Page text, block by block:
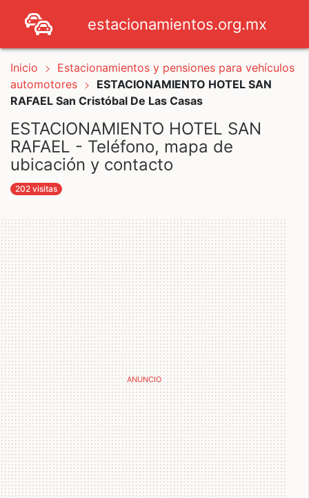
estacionamientos.org.mx
Inicio
Estacionamientos y pensiones para vehículos
automotores
ESTACIONAMIENTO HOTEL SAN
RAFAEL San Cristóbal De Las Casas
ESTACIONAMIENTO HOTEL SAN
RAFAEL - Teléfono, mapa de
ubicación y contacto
202 visitas